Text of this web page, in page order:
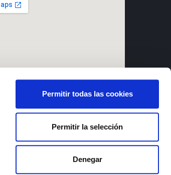
Permitir todas las cookies
Permitir la selección
Denegar
Política de cookies Aviso legal